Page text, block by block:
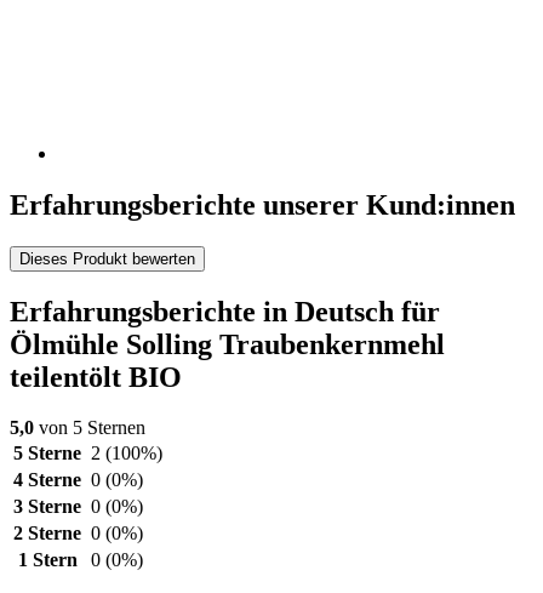
Erfahrungsberichte unserer Kund:innen
Dieses Produkt bewerten
Erfahrungsberichte in Deutsch für
Ölmühle Solling Traubenkernmehl
teilentölt BIO
5,0 von 5 Sternen
5 Sterne 2 (100%)
4 Sterne 0 (0%)
3 Sterne 0 (0%)
2 Sterne 0 (0%)
1 Stern
0 (0%)